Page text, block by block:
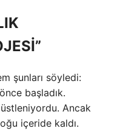
şunları söyledi:
başladık.
üstleniyordu. Ancak
içeride kaldı.